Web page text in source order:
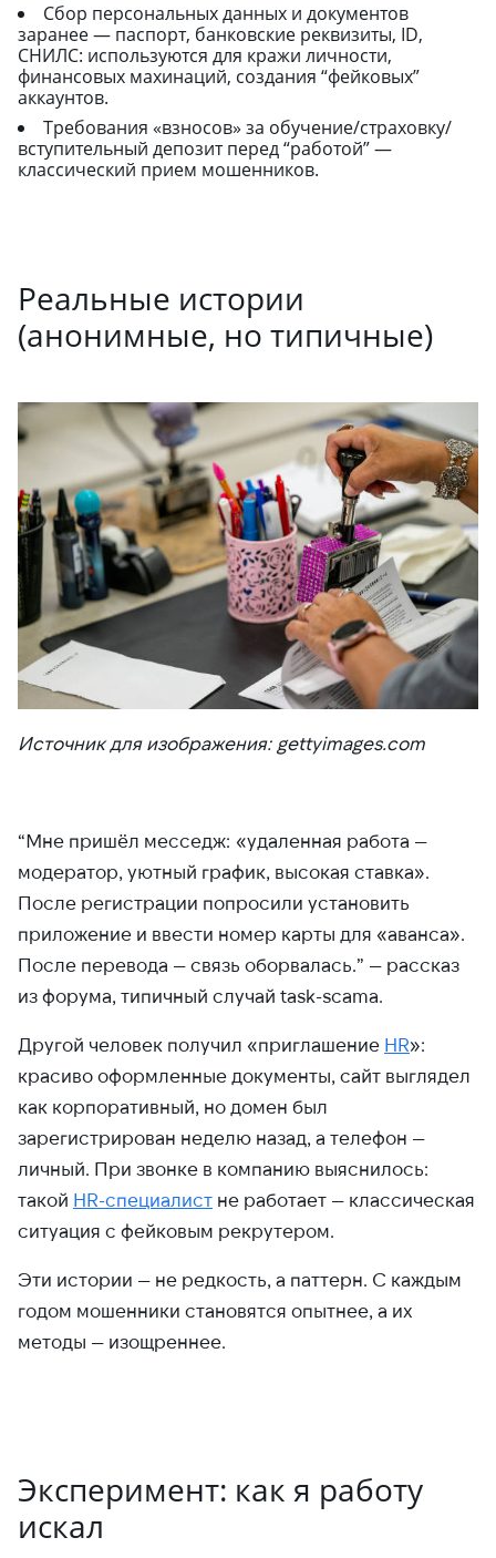
Сбор персональных данных и документов
заранее — паспорт, банковские реквизиты, ID,
СНИЛС: используются для кражи личности,
финансовых махинаций, создания “фейковых”
аккаунтов.
Требования «взносов» за обучение/страховку/
вступительный депозит перед “работой” —
классический прием мошенников.
Реальные истории
(анонимные, но типичные)
Источник для изображения: gettyimages.com
“Мне пришёл месседж: «удаленная работа —
модератор, уютный график, высокая ставка».
После регистрации попросили установить
приложение и ввести номер карты для «аванса».
После перевода — связь оборвалась.” — рассказ
из форума, типичный случай task-scama.
Другой человек получил «приглашение HR»:
красиво оформленные документы, сайт выглядел
как корпоративный, но домен был
зарегистрирован неделю назад, а телефон —
личный. При звонке в компанию выяснилось:
такой HR-специалист не работает — классическая
ситуация с фейковым рекрутером.
Эти истории — не редкость, а паттерн. С каждым
годом мошенники становятся опытнее, а их
методы — изощреннее.
Эксперимент: как я работу
искал